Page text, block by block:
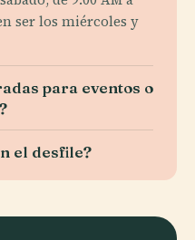
ser los miércoles y
para eventos o
el desfile?